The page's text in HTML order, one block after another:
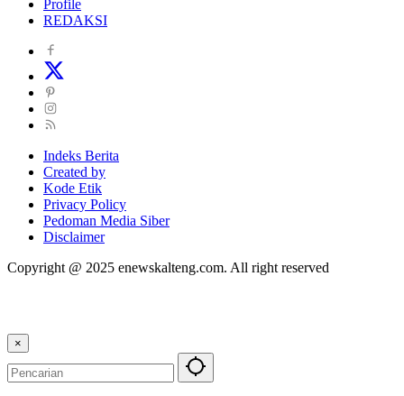
Profile
REDAKSI
Indeks Berita
Created by
Kode Etik
Privacy Policy
Pedoman Media Siber
Disclaimer
Copyright @ 2025 enewskalteng.com. All right reserved
×